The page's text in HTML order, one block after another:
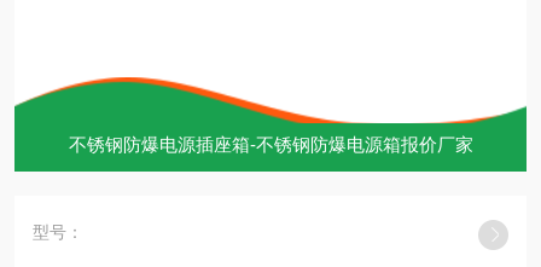
不锈钢防爆电源插座箱-不锈钢防爆电源箱报价厂家
型号：